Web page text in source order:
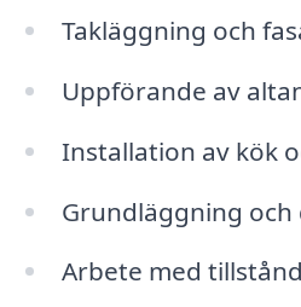
Takläggning och
Uppförande av
Installation av kök
Grundläggning
Arbete med